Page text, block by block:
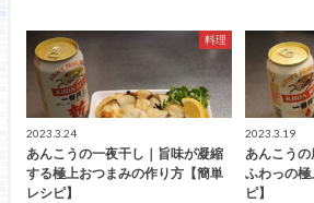
料理
2023.3.24
あんこうの一夜干し｜旨味が凝縮
する極上おつまみの作り方【簡単
レシピ】
2023.3.19
あんこう
ふわっの
ピ】